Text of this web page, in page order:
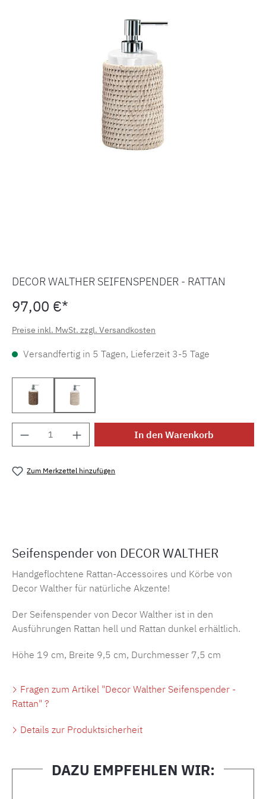
DECOR WALTHER SEIFENSPENDER - RATTAN
97,00 €*
Preise inkl. MwSt. zzgl. Versandkosten
Versandfertig in 5 Tagen, Lieferzeit 3-5 Tage
Rattan dunkel 0939292
Rattan hell 0939291
Produkt Anzahl: Gib den gewünschten
In den Warenkorb
Zum Merkzettel hinzufügen
Seifenspender von DECOR WALTHER
Handgeflochtene Rattan-Accessoires und Körbe von
Decor Walther für natürliche Akzente!
Der Seifenspender von Decor Walther ist in den
Ausführungen Rattan hell und Rattan dunkel erhältlich.
Höhe 19 cm, Breite 9,5 cm, Durchmesser 7,5 cm
Fragen zum Artikel "Decor Walther Seifenspender -
Rattan" ?
Details zur Produktsicherheit
DAZU EMPFEHLEN WIR: